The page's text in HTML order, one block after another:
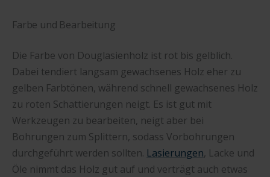
Farbe und Bearbeitung
Die Farbe von Douglasienholz ist rot bis gelblich.
Dabei tendiert langsam gewachsenes Holz eher zu
gelben Farbtönen, während schnell gewachsenes Holz
zu roten Schattierungen neigt. Es ist gut mit
Werkzeugen zu bearbeiten, neigt aber bei
Bohrungen zum Splittern, sodass Vorbohrungen
durchgeführt werden sollten. Lasierungen, Lacke und
Öle nimmt das Holz gut auf und verträgt auch etwas